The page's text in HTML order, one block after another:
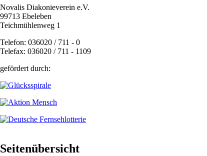
Novalis Diakonieverein e.V.
99713 Ebeleben
Teichmühlenweg 1
Telefon: 036020 / 711 - 0
Telefax: 036020 / 711 - 1109
gefördert durch:
Seitenübersicht